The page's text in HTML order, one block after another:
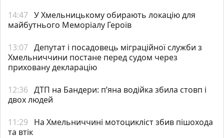
14:47 У Хмельницькому обирають локацію для
майбутнього Меморіалу Героїв
13:07 Депутат і посадовець міграційної служби з
Хмельниччини постане перед судом через
приховану декларацію
12:36 ДТП на Бандери: пʼяна водійка збила стовп і
двох людей
11:29
На Хмельниччині мотоцикліст збив пішохода
та втік